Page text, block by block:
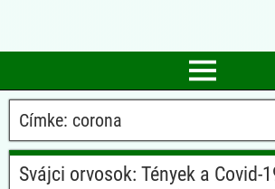
Címke: corona
Svájci orvosok: Tények a Covid-